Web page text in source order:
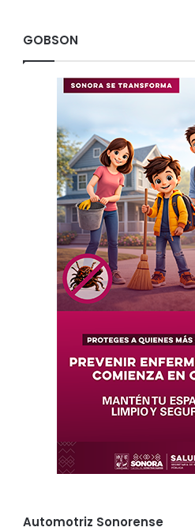
GOBSON
Automotriz Sonorense